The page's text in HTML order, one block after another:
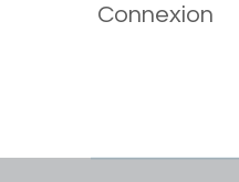
Connexion